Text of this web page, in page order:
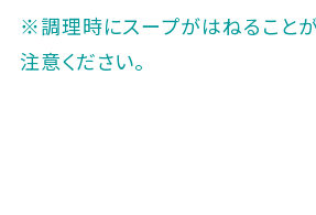
※調理時にスープがはねること
注意ください。